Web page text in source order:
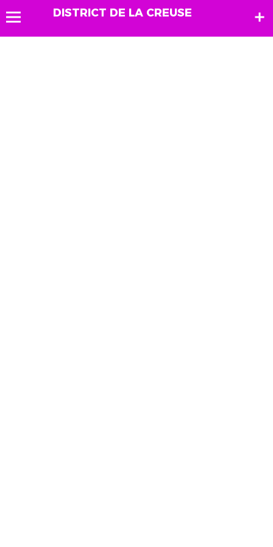
DISTRICT DE LA CREUSE